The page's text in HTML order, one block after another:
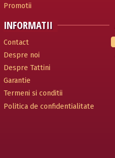
Promotii
INFORMATII
Contact
Despre noi
Despre Tattini
Garantie
Termeni si conditii
Politica de confidentialitate